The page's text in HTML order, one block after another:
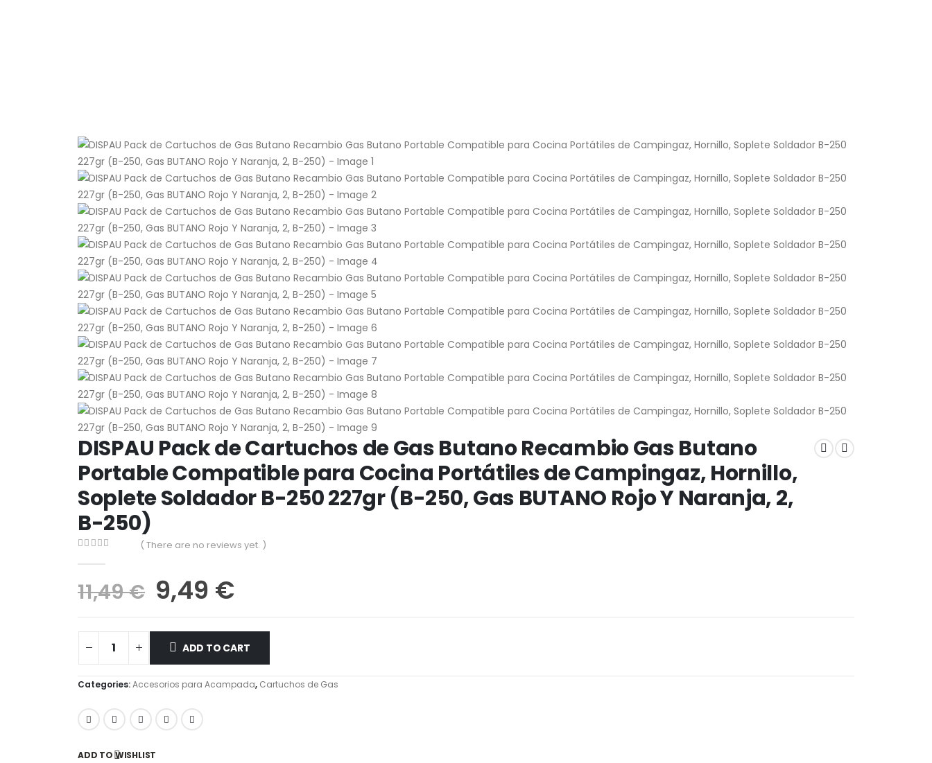
DISPAU Pack de Cartuchos de Gas Butano Recambio Gas Butano
Portable Compatible para Cocina Portátiles de Campingaz, Hornillo,
Soplete Soldador B-250 227gr (B-250, Gas BUTANO Rojo Y Naranja, 2,
B-250)
( There are no reviews yet. )
11,49€ 9,49 €
ADD TO CART
Categories:Accesorios para Acampada, Cartuchos de Gas
ADD TO WISHLIST